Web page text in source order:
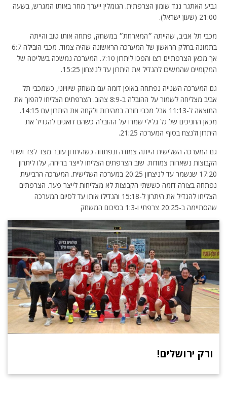
גביע האתגר נגד שומון הצרפתית. הגומלין ייערך מחר באותו המגרש, בשעה
21:00 (שעון ישראל).
מכבי תל אביב, שהייתה ״המארחת״ במשחק, פתחה אותו טוב והייתה
בתמונה בחלק הראשון של המערכה הראשונה שהיה צמוד. מכבי הובילה 6:7
אך מכאן הצרפתיים רצו והפכו ליתרון 7:10. המערכה נמשכה בשליטה של
המקומיים שהמשיכו להגדיל את היתרון עד לניצחון 15:25.
גם המערכה השנייה נפתחה באופן דומה עם משחק שיוויוני, כשמכבי תל
אביב מצליחה לשמור על ההובלה ב-8:9 צהוב. הצרפתים הצליחו להפוך את
התוצאה ל-11:13 אבל מכבי חזרה במהירות ולקחה את היתרון עם 14:15.
מכאן החניכים של גל גלילי שמרו על ההובלה כשהם דואגים להגדיל את
היתרון ולנצח בסוף המערכה 21:25.
גם המערכה השלישית הייתה צמודה ונפתחה כשהיתרון עובר מצד לצד ושתי
הקבוצות נשארות צמודות. שוב הצרפתים הצליחו לייצר בריחה, עלו ליתרון
17:20 שנשמר עד לניצחון 20:25 במערכה השלישית. המערכה הרביעית
נפתחה בצורה דומה כששתי הקבוצות לא מצליחות לייצר פער. הצרפתים
הצליחו להגדיל את היתרון ל-15:18 והגדילו אותו עד לסיום המערכה
שהסתיימה ב-20:25 צרפתי ו-1:3 בסיכום המשחק
ורק ירושלים!